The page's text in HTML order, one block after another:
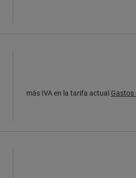
más IVA en la tarifa actual Gastos